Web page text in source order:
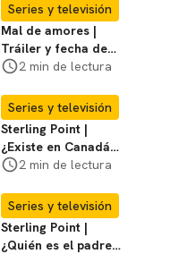
Series y televisión
Mal de amores |
Tráiler y fecha de
estreno de la nueva
2 min de lectura
Series y televisión
Sterling Point |
¿Existe en Canadá
la isla de la que
Entérate
2 min de lectura
Series y televisión
Sterling Point |
¿Quién es el padre